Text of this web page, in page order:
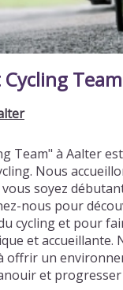
Team
Team" à Aalter
Nous
soyez
nous pour
cycling et pour
et accueillante.
offrir un
et